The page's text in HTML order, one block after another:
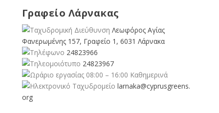
Γραφείο Λάρνακας
Λεωφόρος Αγίας
Φανερωμένης 157, Γραφείο 1, 6031 Λάρνακα
24823966
24823967
08:00 – 16:00 Καθημερινά
larnaka@cyprusgreens.
org